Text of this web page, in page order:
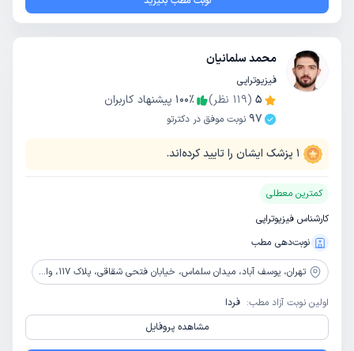
محمد سلمانیان
فیزیوتراپی
5
(
119 نظر) 100٪
پیشنهاد کاربران
97 نوبت موفق در دکترتو
1 پزشک ایشان را تایید کرده‌اند.
کمترین معطلی
کارشناس فیزیوتراپی
نوبت‌دهی مطب
تهران، یوسف آباد، میدان سلماس، خیابان فتحی شقاقی، پلاک 117، واحد 2
اولین نوبت آزاد مطب: فردا
مشاهده پروفایل